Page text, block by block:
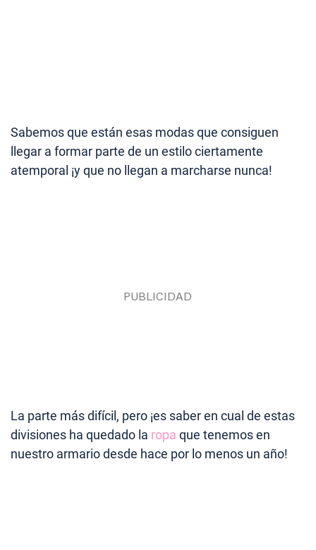
Sabemos que están esas modas que consiguen
llegar a formar parte de un estilo ciertamente
atemporal ¡y que no llegan a marcharse nunca!
La parte más difícil, pero ¡es saber en cual de estas
divisiones ha quedado la ropa que tenemos en
nuestro armario desde hace por lo menos un año!